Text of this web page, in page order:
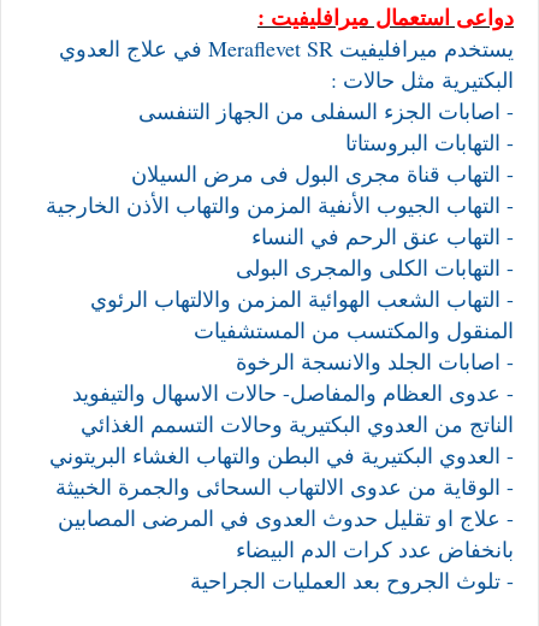
دواعى استعمال ميرافليفيت :
يستخدم ميرافليفيت Meraflevet SR في علاج العدوي
البكتيرية مثل حالات :
- اصابات الجزء السفلى من الجهاز التنفسى
- التهابات البروستاتا
- التهاب قناة مجرى البول فى مرض السيلان
- التهاب الجيوب الأنفية المزمن والتهاب الأذن الخارجية
- التهاب عنق الرحم في النساء
- التهابات الكلى والمجرى البولى
- التهاب الشعب الهوائية المزمن والالتهاب الرئوي
المنقول والمكتسب من المستشفيات
- اصابات الجلد والانسجة الرخوة
- عدوى العظام والمفاصل- حالات الاسهال والتيفويد
الناتج من العدوي البكتيرية وحالات التسمم الغذائي
- العدوي البكتيرية في البطن والتهاب الغشاء البريتوني
- الوقاية من عدوى الالتهاب السحائى والجمرة الخبيثة
- علاج او تقليل حدوث العدوى في المرضى المصابين
بانخفاض عدد كرات الدم البيضاء
- تلوث الجروح بعد العمليات الجراحية